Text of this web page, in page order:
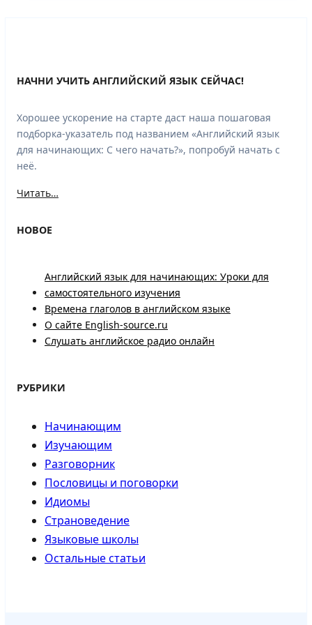
НАЧНИ УЧИТЬ АНГЛИЙСКИЙ ЯЗЫК СЕЙЧАС!
Хорошее ускорение на старте даст наша пошаговая
подборка-указатель под названием «Английский язык
для начинающих: С чего начать?», попробуй начать с
неё.
Читать…
НОВОЕ
Английский язык для начинающих: Уроки для
самостоятельного изучения
Времена глаголов в английском языке
О сайте English-source.ru
Слушать английское радио онлайн
РУБРИКИ
Начинающим
Изучающим
Разговорник
Пословицы и поговорки
Идиомы
Страноведение
Языковые школы
Остальные статьи